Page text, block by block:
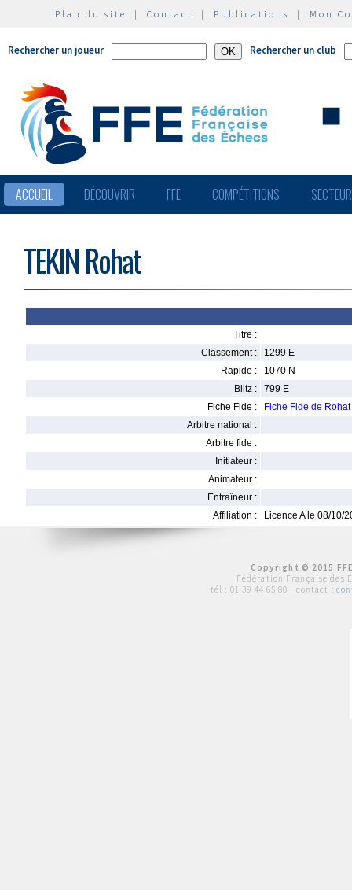
Plan du site | Contact | Publications | Mon
Rechercher un joueur Rechercher un club
ACCUEIL DÉCOUVRIR FFE COMPÉTITIONS
TEKIN Rohat
Titre :
Classement :
1299 E
Rapide :
1070 N
Blitz :
799 E
Fiche Fide :
Fiche Fide de
Arbitre national :
Arbitre fide :
Initiateur :
Animateur :
Entraîneur :
Affiliation :
Licence A le 08/10/
Copyright © 2015
Fédération Française des
tél : 01 39 44 65 80 | contact :